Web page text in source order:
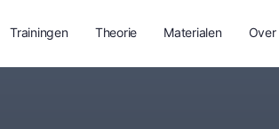
Trainingen Theorie Materialen Over